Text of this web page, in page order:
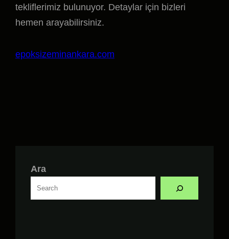
tekliflerimiz bulunuyor. Detaylar için bizleri
hemen arayabilirsiniz.
epoksizeminankara.com
Ara